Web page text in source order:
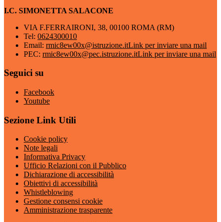
I.C. SIMONETTA SALACONE
VIA F.FERRAIRONI, 38, 00100 ROMA (RM)
Tel: 0624300010
Email: rmic8ew00x@istruzione.itLink per inviare una mail
PEC: rmic8ew00x@pec.istruzione.itLink per inviare una mail
Seguici su
Facebook
Youtube
Sezione Link Utili
Cookie policy
Note legali
Informativa Privacy
Ufficio Relazioni con il Pubblico
Dichiarazione di accessibilità
Obiettivi di accessibilità
Whistleblowing
Gestione consensi cookie
Amministrazione trasparente